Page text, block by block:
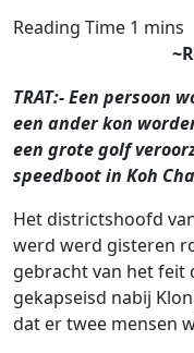
TRAT:- Een persoon
een ander kon
een grote golf
speedboot in Koh
Het districtshoofd
werd werd gisteren
gebracht van het feit
gekapseisd nabij
dat er twee mensen